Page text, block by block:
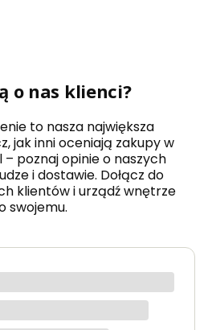
o nas klienci?
to nasza największa
jak inni oceniają zakupy w
poznaj opinie o naszych
i dostawie. Dołącz do
klientów i urządź wnętrze
swojemu.
wygodny, polecam.